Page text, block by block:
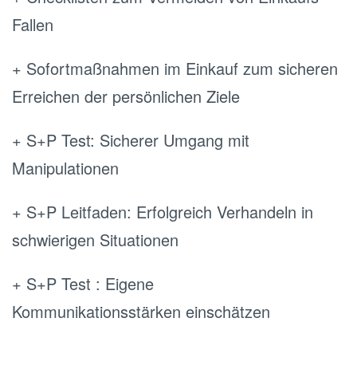
Fallen
+ Sofortmaßnahmen im Einkauf zum sicheren
Erreichen der persönlichen Ziele
+ S+P Test: Sicherer Umgang mit
Manipulationen
+ S+P Leitfaden: Erfolgreich Verhandeln in
schwierigen Situationen
+ S+P Test : Eigene
Kommunikationsstärken einschätzen